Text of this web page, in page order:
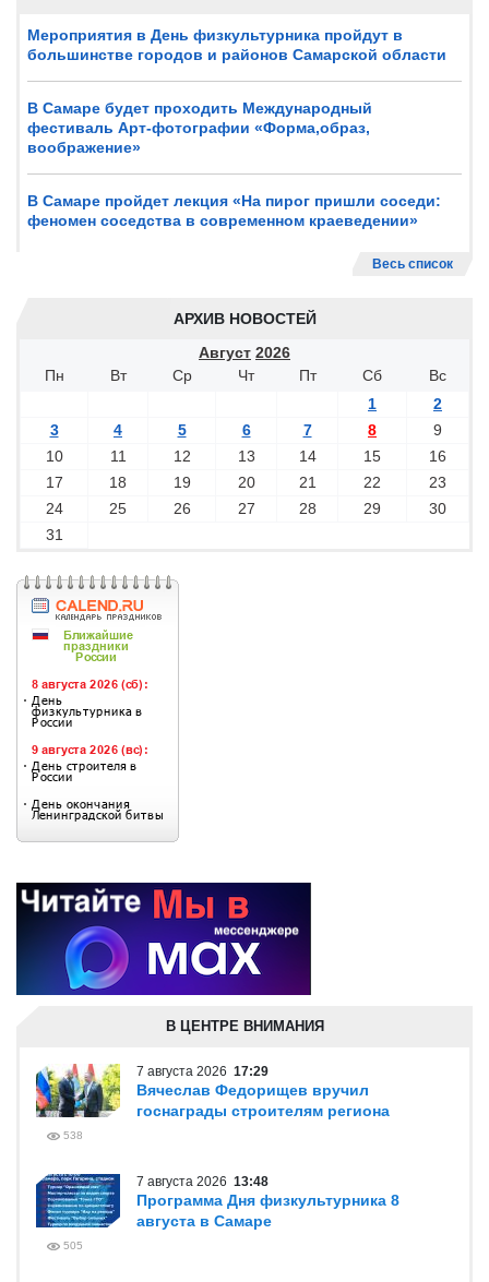
Мероприятия в День физкультурника пройдут в
большинстве городов и районов Самарской области
В Самаре будет проходить Международный
фестиваль Арт-фотографии «Форма,образ,
воображение»
В Самаре пройдет лекция «На пирог пришли соседи:
феномен соседства в современном краеведении»
Весь список
АРХИВ НОВОСТЕЙ
Август 2026
Пн
Вт Ср Чт Пт Сб
Вс
1
2
3
4 5 6 7 8
9
10
11 12 13 14 15
16
17
18 19 20 21 22
23
24
25 26 27 28 29
30
31
В ЦЕНТРЕ ВНИМАНИЯ
7 августа 2026 17:29
Вячеслав Федорищев вручил
госнаграды строителям региона
538
7 августа 2026 13:48
Программа Дня физкультурника 8
августа в Самаре
505